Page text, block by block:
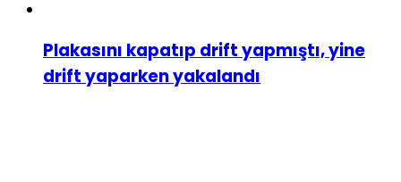
Plakasını kapatıp drift yapmıştı, yine
drift yaparken yakalandı